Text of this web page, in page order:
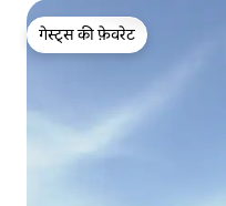
गेस्ट्स की फ़ेवरेट
गेस्ट्स की फ़ेवरेट